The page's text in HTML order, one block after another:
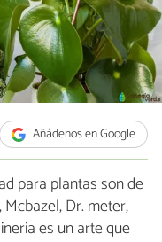
Añádenos en Google
para plantas son de
Mcbazel, Dr. meter,
es un arte que